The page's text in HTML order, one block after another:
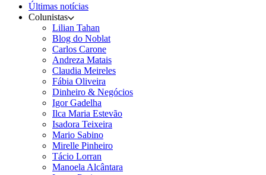
Últimas notícias
Colunistas
Lilian Tahan
Blog do Noblat
Carlos Carone
Andreza Matais
Claudia Meireles
Fábia Oliveira
Dinheiro & Negócios
Igor Gadelha
Ilca Maria Estevão
Isadora Teixeira
Mario Sabino
Mirelle Pinheiro
Tácio Lorran
Manoela Alcântara